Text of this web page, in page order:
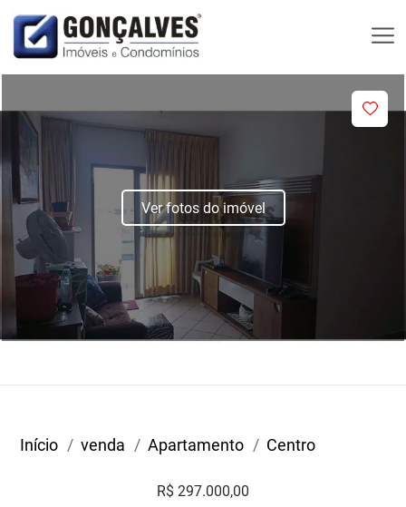
Ver fotos do imóvel
Início venda Apartamento Centro
R$ 297.000,00